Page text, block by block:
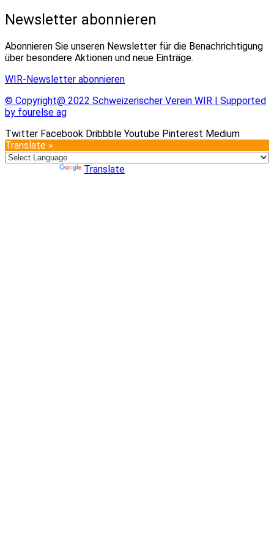
Newsletter abonnieren
Abonnieren Sie unseren Newsletter für die Benachrichtigung
über besondere Aktionen und neue Einträge.
WIR-Newsletter abonnieren
© Copyright@ 2022 Schweizerischer Verein WIR | Supported
by fourelse ag
Twitter Facebook Dribbble Youtube Pinterest Medium
Translate »
Translate